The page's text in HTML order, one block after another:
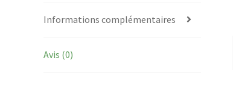
Informations complémentaires
Avis (0)